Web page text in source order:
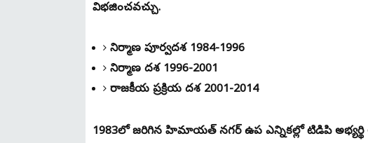
విభజించవచ్చు.
నిర్మాణ పూర్వదశ 1984-1996
నిర్మాణ దశ 1996-2001
రాజకీయ ప్రక్రియ దశ 2001-2014
1983లో జరిగిన హిమాయత్ నగర్ ఉప ఎన్నికల్లో టిడిపి అభ్యర్థి